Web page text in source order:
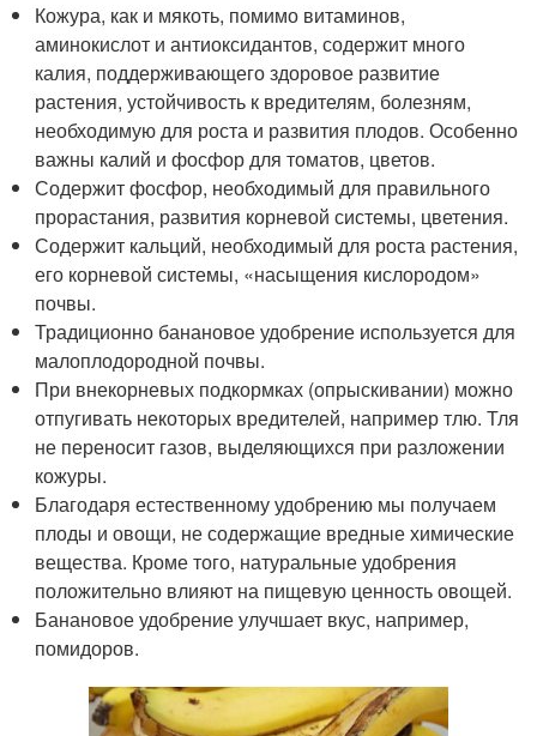
Кожура, как и мякоть, помимо витаминов,
аминокислот и антиоксидантов, содержит много
калия, поддерживающего здоровое развитие
растения, устойчивость к вредителям, болезням,
необходимую для роста и развития плодов. Особенно
важны калий и фосфор для томатов, цветов.
Содержит фосфор, необходимый для правильного
прорастания, развития корневой системы, цветения.
Содержит кальций, необходимый для роста растения,
его корневой системы, «насыщения кислородом»
почвы.
Традиционно банановое удобрение используется для
малоплодородной почвы.
При внекорневых подкормках (опрыскивании) можно
отпугивать некоторых вредителей, например тлю. Тля
не переносит газов, выделяющихся при разложении
кожуры.
Благодаря естественному удобрению мы получаем
плоды и овощи, не содержащие вредные химические
вещества. Кроме того, натуральные удобрения
положительно влияют на пищевую ценность овощей.
Банановое удобрение улучшает вкус, например,
помидоров.